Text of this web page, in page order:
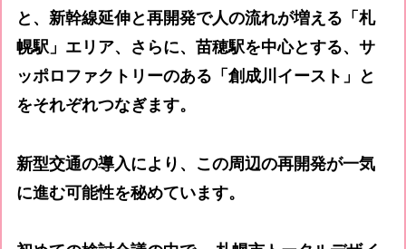
と、新幹線延伸と再開発で人の流れが増える「札
幌駅」エリア、さらに、苗穂駅を中心とする、サ
ッポロファクトリーのある「創成川イースト」と
をそれぞれつなぎます。
新型交通の導入により、この周辺の再開発が一気
に進む可能性を秘めています。